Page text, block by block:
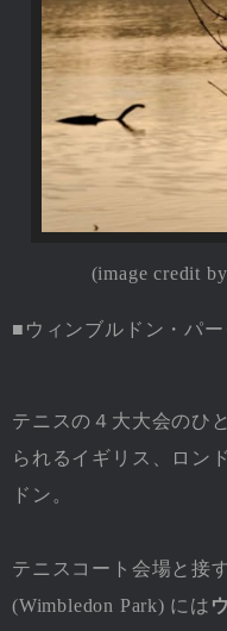
(image credit
■ウィンブルドン・パ
テニスの４大大会のひ
られるイギリス、ロン
ドン。
テニスコート会場と接
(Wimbledon Park) には